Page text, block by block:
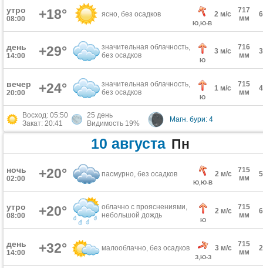
утро
08:00 +18° ясно, без осадков
Ю,Ю-В
2 м/с
717
мм
день
14:00 +29°
значительная облачность,
без осадков
Ю
3 м/с
716
мм
вечер
20:00 +24°
значительная облачность,
без осадков
Ю
1 м/с
715
мм
Восход: 05:50
Закат: 20:41
25 день
Видимость 19%
Магн. бури: 4
10 августа Пн
ночь
02:00 +20° пасмурно, без осадков
Ю,Ю-В
2 м/с
715
мм
утро
08:00 +20°
облачно с прояснениями,
небольшой дождь
Ю
2 м/с
715
мм
день
14:00 +32° малооблачно, без осадков
З,Ю-З
3 м/с
715
мм